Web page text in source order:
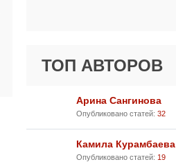
ТОП АВТОРОВ
Арина Сангинова
Опубликовано статей: 32
Камила Курамбаева
Опубликовано статей: 19